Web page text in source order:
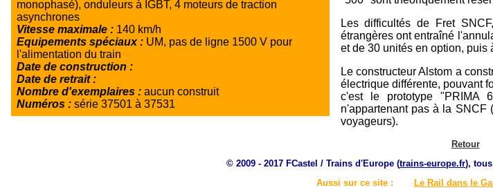
monophasé), onduleurs à IGBT, 4 moteurs de traction
asynchrones
Vitesse maximale : 140 km/h
Equipements spéciaux : UM, pas de ligne 1500 V pour
l'alimentation du train
Date de construction :
Date de retrait :
Nombre d'exemplaires : aucun construit
Numéros : série 37501 à 37531
Les difficultés de Fret
étrangères ont entraîné
et de 30 unités en option, puis
Le constructeur Alstom a
électrique différente, pouvant
c'est le prototype "PRIMA
n'appartenant pas à la SNCF
voyageurs).
Retour
© 2009 - 2017 FCastel / Trains d'Europe (trains-europe.fr),
Aussi sur ce site :
Le Rail dans le